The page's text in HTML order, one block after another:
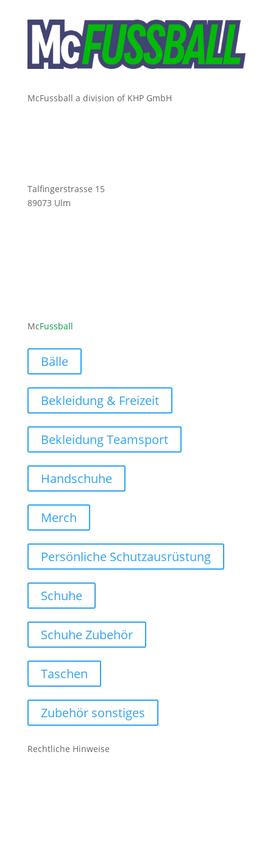
McFussball a division of KHP GmbH
Talfingerstrasse 15
89073 Ulm
McFussball
Bälle
Bekleidung & Freizeit
Bekleidung Teamsport
Handschuhe
Merch
Persönliche Schutzausrüstung
Schuhe
Schuhe Zubehör
Taschen
Zubehör sonstiges
Rechtliche Hinweise